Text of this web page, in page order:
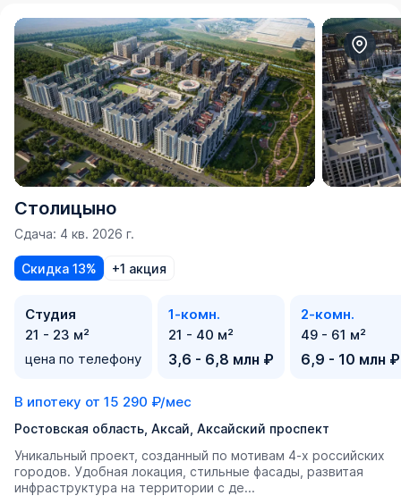
Столицыно
Сдача: 4 кв. 2026 г.
Скидка 13% +1 акция
Студия
21 - 23 м²
цена по телефону
1-комн.
21 - 40 м²
3,6 - 6,8 млн ₽
2-комн.
49 - 61 м²
6,9 - 10 млн ₽
В ипотеку от 15 290 ₽/мес
Ростовская область, Аксай, Аксайский проспект
Уникальный проект, созданный по мотивам 4-х российских
городов. Удобная локация, стильные фасады, развитая
инфраструктура на территории с де...